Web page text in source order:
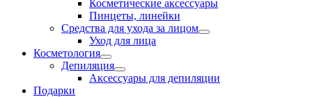
Косметические аксессуары
Пинцеты, линейки
Средства для ухода за лицом
Уход для лица
Косметология
Депиляция
Аксессуары для депиляции
Подарки